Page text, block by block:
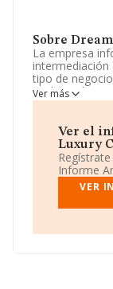
Sobre
La empresa
intermediación
tipo de
explotación o
franquicias o
alquiler de. La
Mercantil
corresponde
comercio de
actividad en
Según los
sector.
Ver más
Ver el
Luxury
Informe
VER